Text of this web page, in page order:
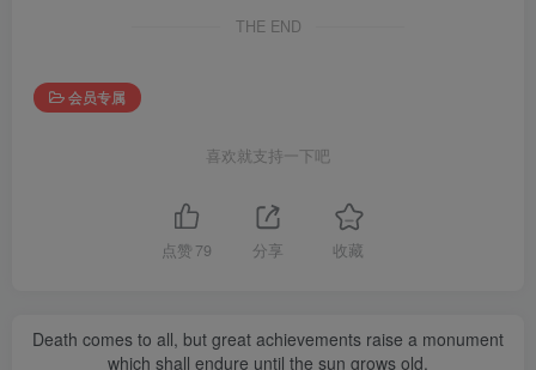
THE END
会员专属
喜欢就支持一下吧
点赞 79 分享 收藏
Death comes to all, but great achievements raise a monument
which shall endure until the sun grows old.